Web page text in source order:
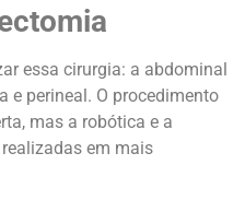
essa cirurgia: a abdominal
e perineal. O procedimento
mas a robótica e a
em mais